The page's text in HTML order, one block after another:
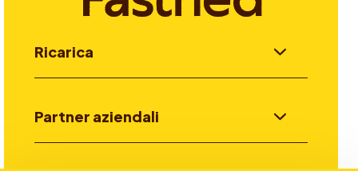
Ricarica
Partner aziendali